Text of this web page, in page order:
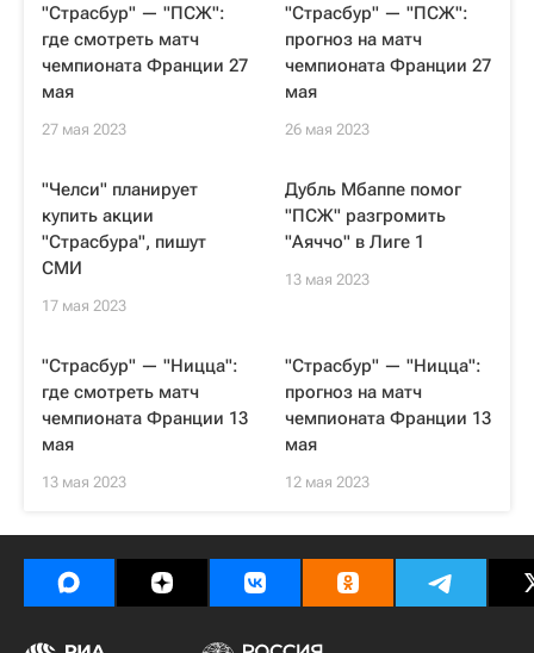
"Страсбур" — "ПСЖ":
где смотреть матч
чемпионата Франции 27
мая
27 мая 2023
"Страсбур" — "ПСЖ":
прогноз на матч
чемпионата Франции 27
мая
26 мая 2023
"Челси" планирует
купить акции
"Страсбура", пишут
СМИ
17 мая 2023
Дубль Мбаппе помог
"ПСЖ" разгромить
"Аяччо" в Лиге 1
13 мая 2023
"Страсбур" — "Ницца":
где смотреть матч
чемпионата Франции 13
мая
13 мая 2023
"Страсбур" — "Ницца":
прогноз на матч
чемпионата Франции 13
мая
12 мая 2023